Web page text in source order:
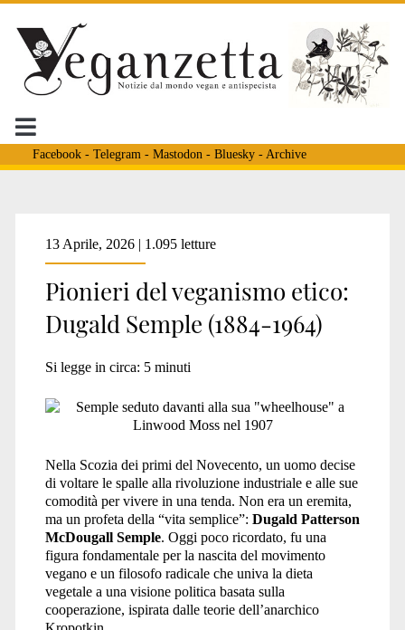
Facebook- Telegram - Mastodon - Bluesky- Archive
Tag:
<span>Kropotkin</
13 Aprile, 2026 | 1.095 letture
Pionieri del veganismo etico:
Dugald Semple (1884-1964)
Si legge in circa: 5 minuti
Nella Scozia dei primi del Novecento, un uomo decise
di voltare le spalle alla rivoluzione industriale e alle sue
comodità per vivere in una tenda. Non era un eremita,
ma un profeta della “vita semplice”: Dugald Patterson
McDougall Semple. Oggi poco ricordato, fu una
figura fondamentale per la nascita del movimento
vegano e un filosofo radicale che univa la dieta
vegetale a una visione politica basata sulla
cooperazione, ispirata dalle teorie dell’anarchico